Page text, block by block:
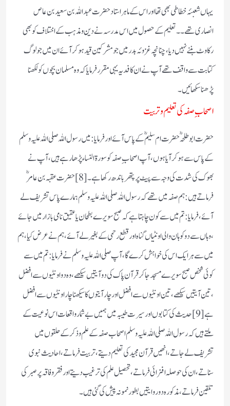
یہاں شعبئہ خطاطی بھی تھا اور اس کے ماہر استاد حضرت عبد اللہ بن سعید بن عاص
انصاری تھے ۔ ۔تعلیم کے حصول میں اس مدرسہ نے دین و مذہب کے اختلاف کو بھی
رکاوٹ بننے نہیں دیا ،چنانچہ غزوئہ بدر میں جو مشرکین قید ہوکر آئے ان میں جو لوگ
کتابت سے واقف تھے آپ نے ان کا فدیہ یہی مقرر فرمایا کہ وہ مسلمان بچوں کو لکھنا
پڑھنا سکھائیں ۔
اصحاب ِ صفہ کی تعلیم و تربیت
حضرت ابو طلحہؓ حضرت ام سلیم ؓ کے پاس آئے اور فرمایا :میں رسول اللہ صلی اللہ علیہ وسلم
کے پاس سے ہو کر آیا ہوں ،آپ اصحاب ِصفہ کو سورة النساء پڑھا رہے ہیں،آپ نے
بھوک کی شدت کی وجہ سے پیٹ پر پتھر باندھ رکھا ہے ۔ [8] حضرت عقبہ بن عامر ؓ
فرماتے ہیں: ہم صفہ میں تھے کہ رسول اللہ صلی اللہ علیہ وسلم ہمارے پاس تشریف لے
آئے ،فرمایا: تم میں سے کون چاہتاہے کہ صبح سویرے بطحان یا عقیق نامی بازار میں جائے
، وہاں سے دو کوہان والی اونٹیاں گناہ اور قطع رحمی کے بغیر لے آئے ،ہم نے عرض کیا ،ہم
میں سے ہر ایک اس کی خواہش کرے گا ،آپ صلی اللہ علیہ وسلم نے فرمایا: تم میں سے
کوئی شخص صبح سویر ے مسجد جاکر قرآن پاک کی دو آیتیں سیکھے ،وہ دو اونٹیوں سے افضل
،تین آیتیں سیکھے، تین اونٹیوں سے افضل اور چار آیتوں کا سیکھنا چار اونٹیوں سے افضل
ہے [9] حدیث کی کتابوں اور سیرت طیبہ میں ہمیں بے شمار واقعات اس نوعیت کے
ملتے ہیں کہ رسول اللہ صلی اللہ علیہ وسلم اصحاب صفہ کے علم و ذکر کے حلقوں میں
تشریف لے جاتے ،انھیں قرآن مجید کی تعلیم دیتے ،تربیت فرماتے، احادیث نبوی
سناتے ،ان کی حوصلہ افزائی فرماتے، تحصیل علم کی ترغیب دیتے اور فقر وفاقہ پر صبر کی
تلقین فرماتے ،مذکورہ دو روایتیں بطور نمونہ پیش کی گئی ہیں ۔